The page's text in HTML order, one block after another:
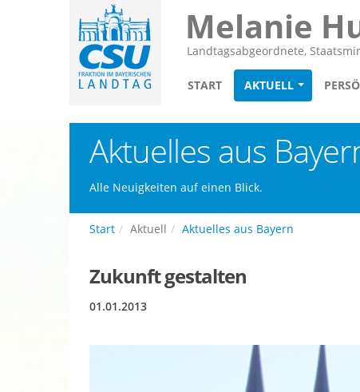
Melanie
Landtagsabgeordnete,
START AKTUELL
Aktuelles aus
Alle Neuigkeiten auf einen Blick.
Start Aktuell Aktuelles aus Bayern
Zukunft gestalten
01.01.2013